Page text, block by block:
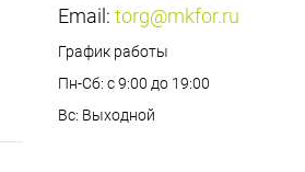
Email: torg@mkfor.ru
График работы
Пн-Сб: с 9:00 до 19:00
Вс: Выходной